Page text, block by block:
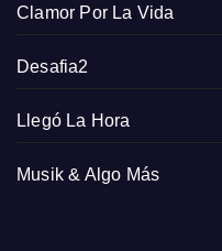
Clamor Por La Vida
Desafia2
Llegó La Hora
Musik & Algo Más